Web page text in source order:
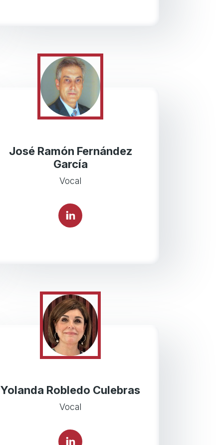
José Ramón Fernández
García
Vocal
Yolanda Robledo Culebras
Vocal